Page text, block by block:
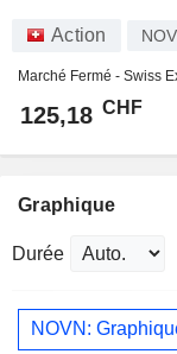
Action
Marché Fermé - Swiss
125,18 CHF
Graphique
Durée
NOVN: